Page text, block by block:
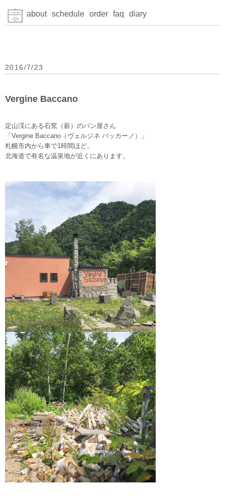
about schedule order faq diary
2016/7/23
Vergine Baccano
定山渓にある石窯（薪）のパン屋さん
「Vergine Baccano（ヴェルジネ バッカーノ）」
札幌市内から車で1時間ほど。
北海道で有名な温泉地が近くにあります。